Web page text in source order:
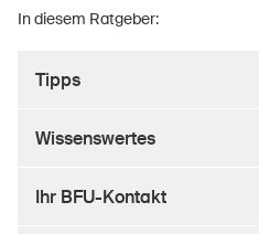
Über die BFU
Sinus Plus
In diesem Ratgeber:
Tipps
Wissenswertes
Ihr BFU-Kontakt